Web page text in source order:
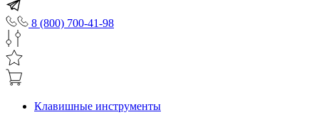
8 (800) 700-41-98
Клавишные инструменты